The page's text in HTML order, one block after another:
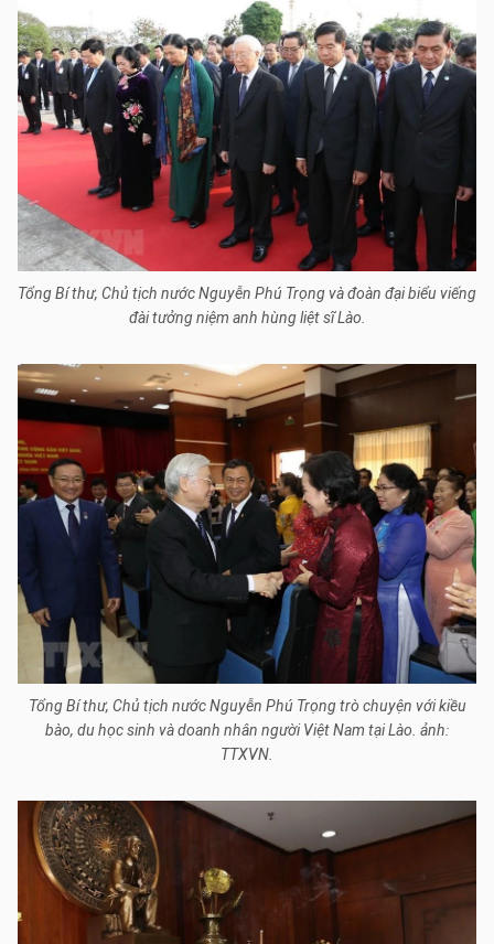
Tổng Bí thư, Chủ tịch nước Nguyễn Phú Trọng và đoàn đại biểu viếng
đài tưởng niệm anh hùng liệt sĩ Lào.
Tổng Bí thư, Chủ tịch nước Nguyễn Phú Trọng trò chuyện với kiều
bào, du học sinh và doanh nhân người Việt Nam tại Lào. ảnh:
TTXVN.